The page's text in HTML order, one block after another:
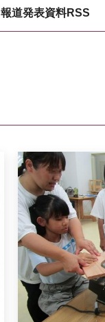
報道発表資料RSS